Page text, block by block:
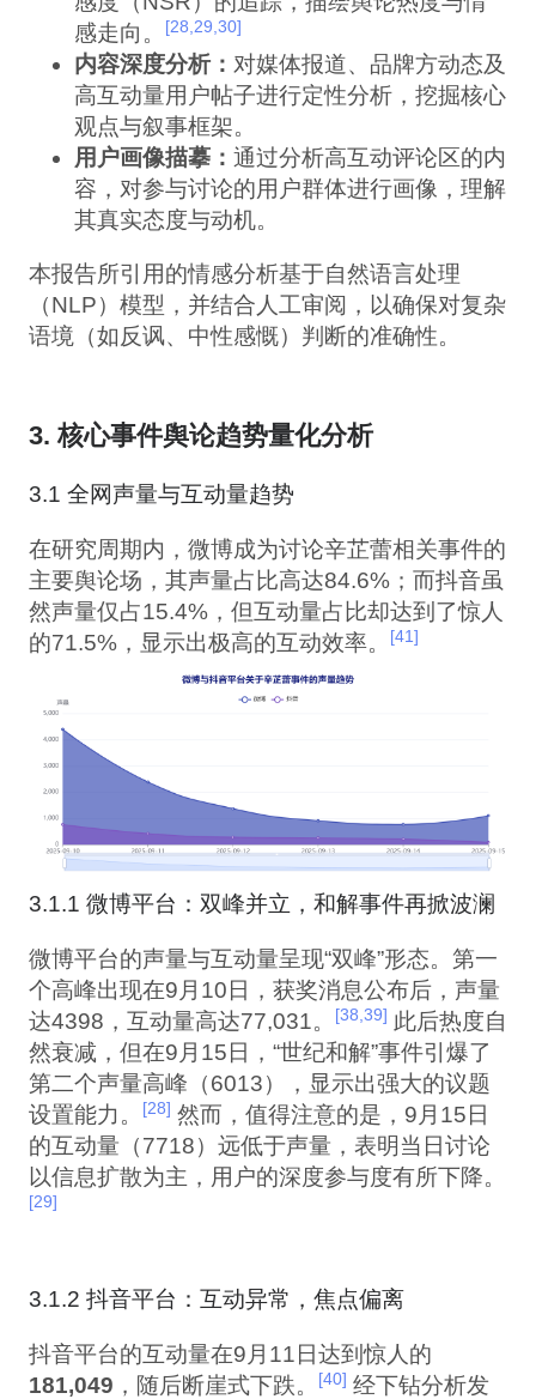
感走向。
[28,29,30]
内容深度分析： 对媒体报道、品牌方动态及
高互动量用户帖子进行定性分析，挖掘核心
观点与叙事框架。
用户画像描摹：通过分析高互动评论区的内
容，对参与讨论的用户群体进行画像，理解
其真实态度与动机。
本报告所引用的情感分析基于自然语言处理
（NLP）模型，并结合人工审阅，以确保对复杂
语境（如反讽、中性感慨）判断的准确性。
3. 核心事件舆论趋势量化分析
3.1 全网声量与互动量趋势
在研究周期内，微博成为讨论辛芷蕾相关事件的
主要舆论场，其声量占比高达84.6%；而抖音虽
然声量仅占15.4%，但互动量占比却达到了惊人
的71.5%，显示出极高的互动效率。
[41]
3.1.1 微博平台：双峰并立，和解事件再掀波澜
微博平台的声量与互动量呈现“双峰”形态。第一
个高峰出现在9月10日，获奖消息公布后，声量
达4398，互动量高达77,031。
[38,39] 此后热度自
然衰减，但在9月15日，“世纪和解”事件引爆了
第二个声量高峰（6013），显示出强大的议题
设置能力。
[28] 然而，值得注意的是，9月15日
的互动量（7718）远低于声量，表明当日讨论
以信息扩散为主，用户的深度参与度有所下降。
[29]
3.1.2 抖音平台：互动异常，焦点偏离
抖音平台的互动量在9月11日达到惊人的
181,049 ，随后断崖式下跌。 [40] 经下钻分析发